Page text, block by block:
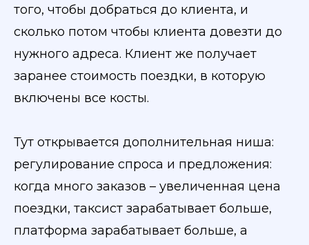
того, чтобы добраться до клиента, и
сколько потом чтобы клиента довезти до
нужного адреса. Клиент же получает
заранее стоимость поездки, в которую
включены все косты.
Тут открывается дополнительная ниша:
регулирование спроса и предложения:
когда много заказов – увеличенная цена
поездки, таксист зарабатывает больше,
платформа зарабатывает больше, а